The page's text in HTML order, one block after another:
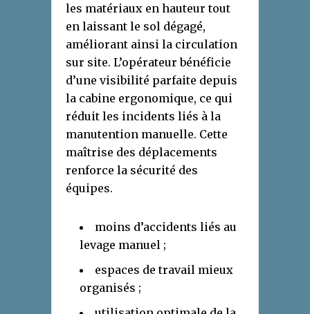
les matériaux en hauteur tout
en laissant le sol dégagé,
améliorant ainsi la circulation
sur site. L’opérateur bénéficie
d’une visibilité parfaite depuis
la cabine ergonomique, ce qui
réduit les incidents liés à la
manutention manuelle. Cette
maîtrise des déplacements
renforce la sécurité des
équipes.
moins d’accidents liés au
levage manuel ;
espaces de travail mieux
organisés ;